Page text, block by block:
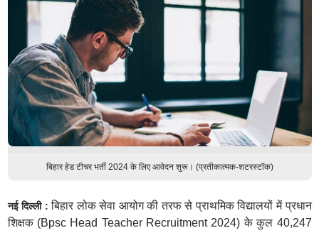
बिहार हेड टीचर भर्ती 2024 के लिए आवेदन शुरू। (प्रतीकात्मक-शटरस्टॉक)
नई दिल्ली :बिहार लोक सेवा आयोग की तरफ से प्राथमिक विद्यालयों में प्रधान
शिक्षक (Bpsc Head Teacher Recruitment 2024) के कुल 40,247